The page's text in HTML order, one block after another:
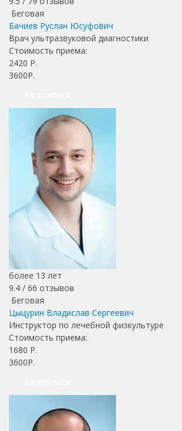
Беговая
Бачиев Руслан Юсуфович
Врач ультразвуковой диагностики
Стоимость приема:
2420 Р.
3600Р.
более 13 лет
9.4 / 66 отзывов
Беговая
Цыцурин Владислав Сергеевич
Инструктор по лечебной физкультуре
Стоимость приема:
1680 Р.
3600Р.